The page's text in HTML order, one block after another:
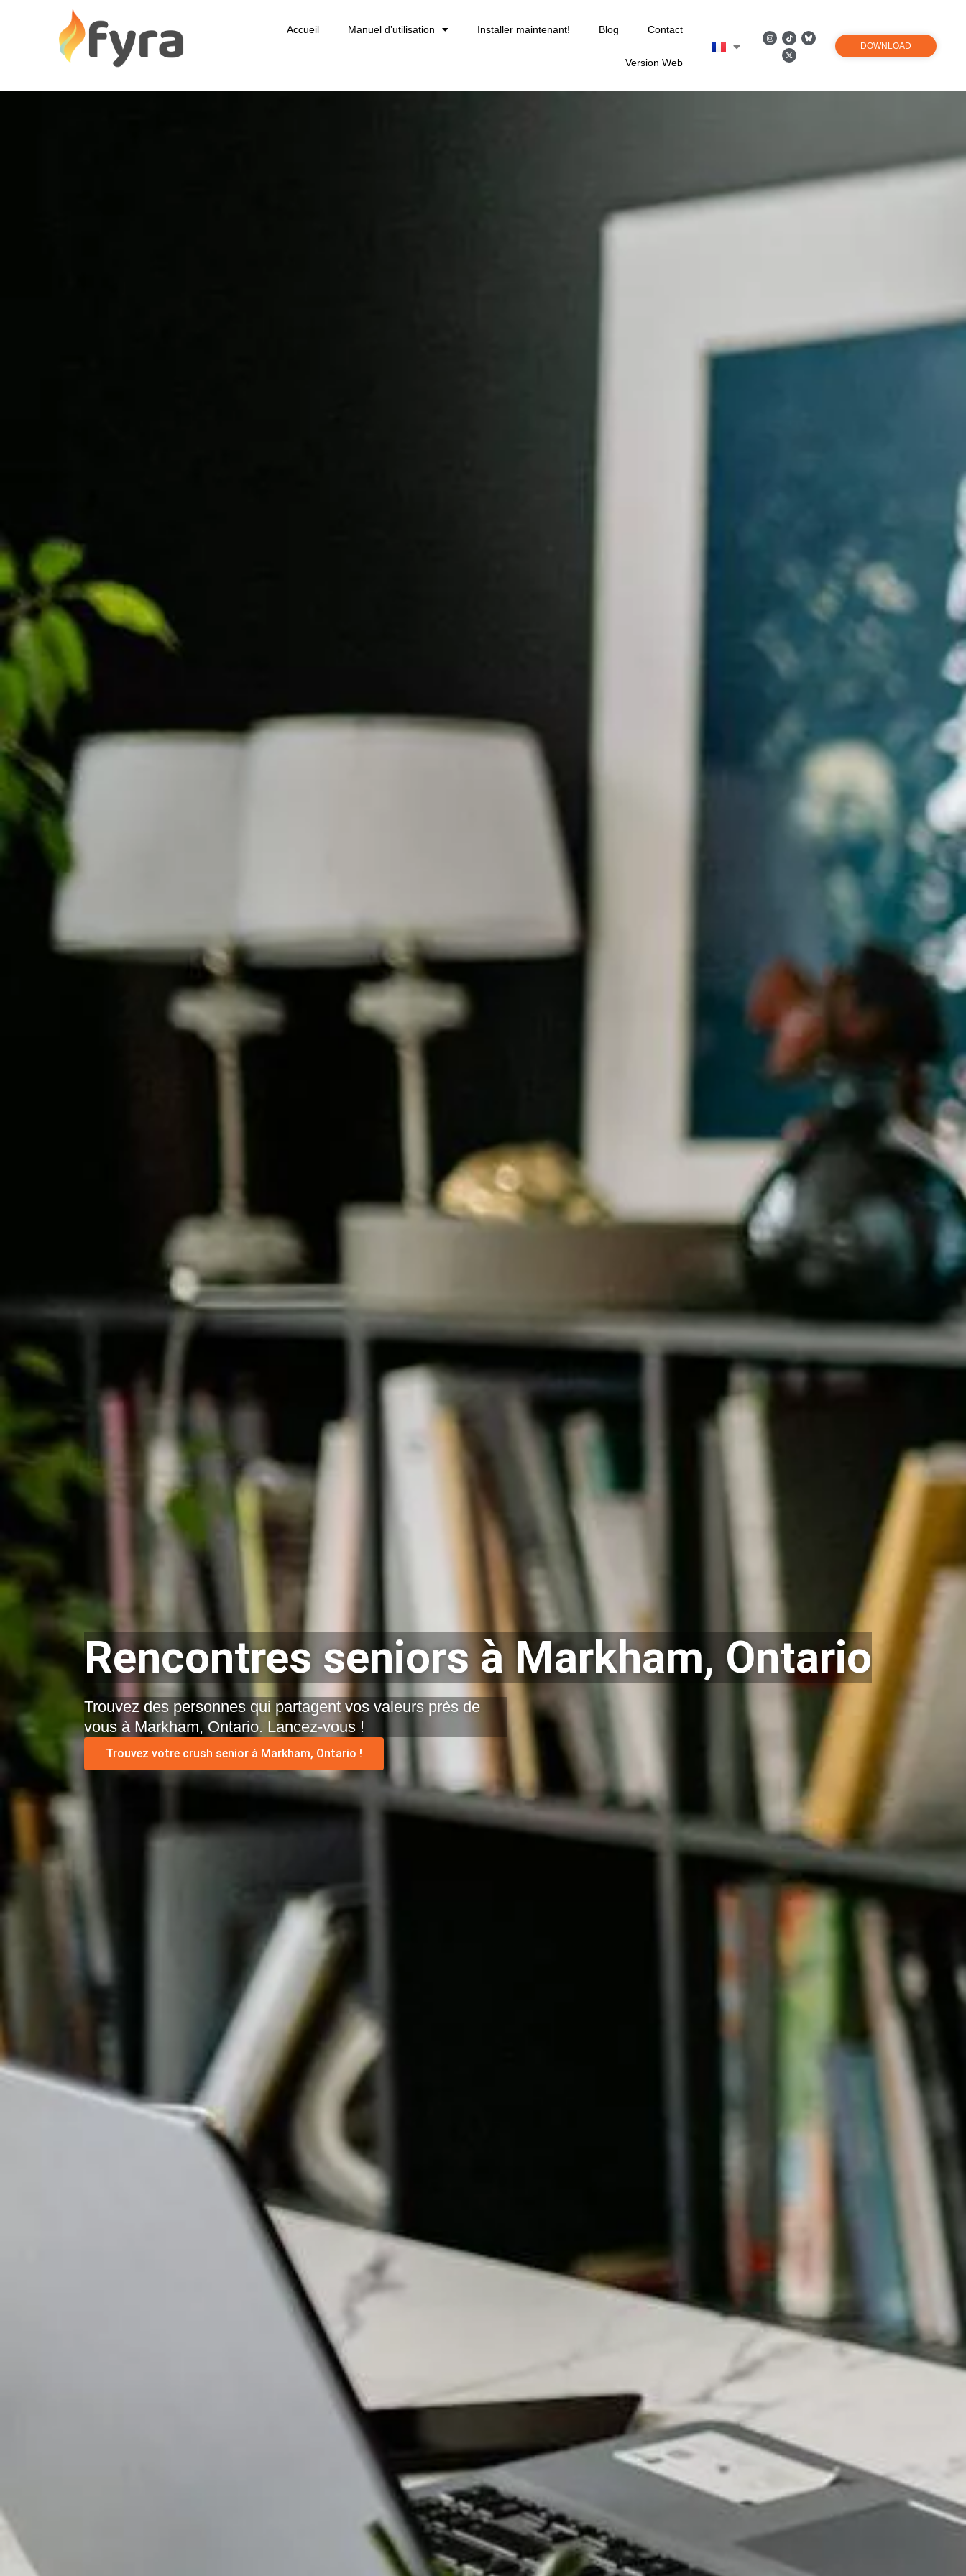
Accueil Manuel d’utilisation Installer maintenant! Blog Contact
Version Web
DOWNLOAD
Rencontres seniors à Markham, Ontario
Trouvez des personnes qui partagent vos valeurs près de
vous à Markham, Ontario. Lancez-vous !
Trouvez votre crush senior à Markham, Ontario !